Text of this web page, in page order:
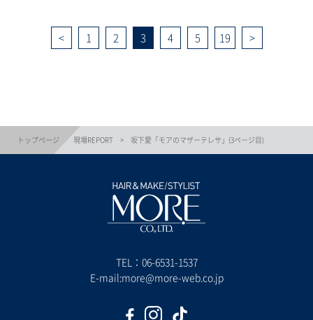
1 2 3 4 5 19
トップページ 現場REPORT 坂下愛「モアのマザーテレサ」(3ページ目)
TEL： 06-6531-1537
E-mail:more@more-web.co.jp